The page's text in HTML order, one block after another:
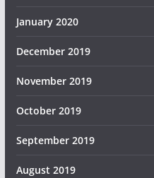
January 2020
December 2019
November 2019
October 2019
September 2019
August 2019